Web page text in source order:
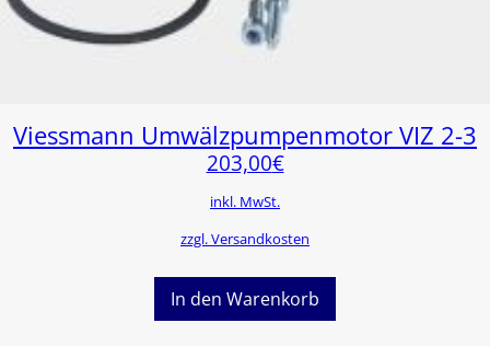
Viessmann Umwälzpumpenmotor VIZ 2-3
203,00€
inkl. MwSt.
zzgl. Versandkosten
In den Warenkorb